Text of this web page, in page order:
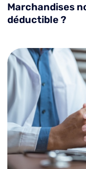
Marchandises
déductible ?